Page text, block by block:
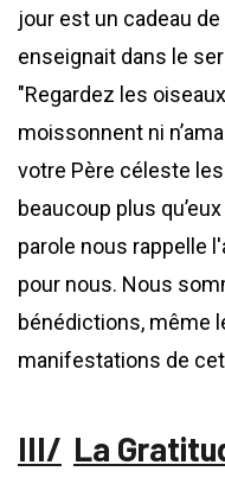
jour est un cadeau
enseignait dans le
"Regardez les
moissonnent ni
votre Père céleste
beaucoup plus
parole nous rappelle
pour nous. Nous
bénédictions, même
manifestations de
La